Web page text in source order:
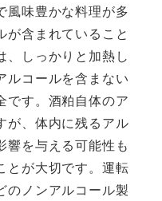
風味豊かな料理が多
が含まれていること
、しっかりと加熱し
ルコールを含まない
です。酒粕自体のア
が、体内に残るアル
響を与える可能性も
とが大切です。運転
のノンアルコール製